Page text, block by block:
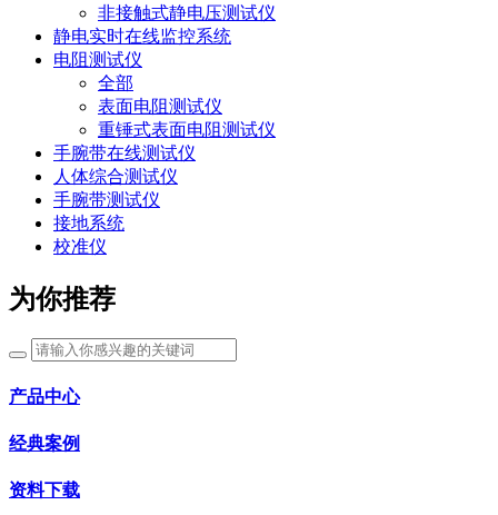
非接触式静电压测试仪
静电实时在线监控系统
电阻测试仪
全部
表面电阻测试仪
重锤式表面电阻测试仪
手腕带在线测试仪
人体综合测试仪
手腕带测试仪
接地系统
校准仪
为你推荐
产品中心
经典案例
资料下载